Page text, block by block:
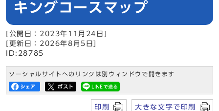
キングコースマップ
[公開日：2023年11月24日]
[更新日：2026年8月5日]
ID:28785
ソーシャルサイトへのリンクは別ウィンドウで開きます
印刷 大きな文字で印刷